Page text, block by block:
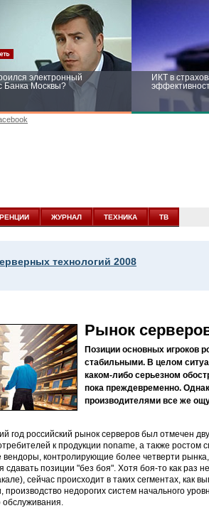
электронный
Банка Москвы?
ИКТ в
новых
ЖУРНАЛ ТЕХНИКА ТВ
технологий 2008
Рынок
Позиции основных игроков
стабильными. В целом
каком-либо серьезном
пока преждевременно.
производителями все же
год российский рынок серверов был отмечен
к продукции noname, а также
вендоры, контролирующие более четверти
сдавать позиции "без боя". Хотя боя-то как раз
сейчас происходит в таких сегментах, как
производство недорогих систем начального
обслуживания.